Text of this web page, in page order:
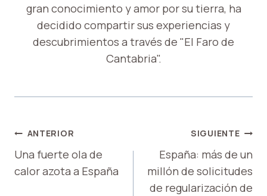
gran conocimiento y amor por su tierra, ha
decidido compartir sus experiencias y
descubrimientos a través de "El Faro de
Cantabria".
NAVEGACIÓN
DE
ENTRADAS
ANTERIOR
Una fuerte ola de
calor azota a España
SIGUIENTE
España: más de un
millón de solicitudes
de regularización de